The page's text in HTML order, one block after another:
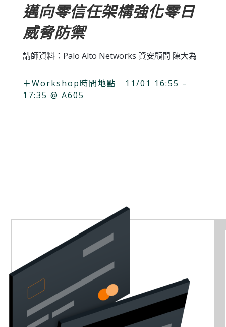
邁向零信任架構強化零日
威脅防禦
講師資料：Palo Alto Networks 資安顧問 陳大為
＋Workshop時間地點 11/01 16:55 –
17:35 @ A605